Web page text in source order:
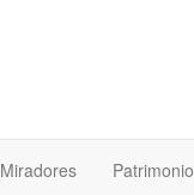
Miradores Patrimonio